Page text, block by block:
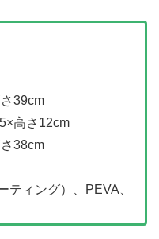
39cm
高さ12cm
38cm
ティング）、PEVA、